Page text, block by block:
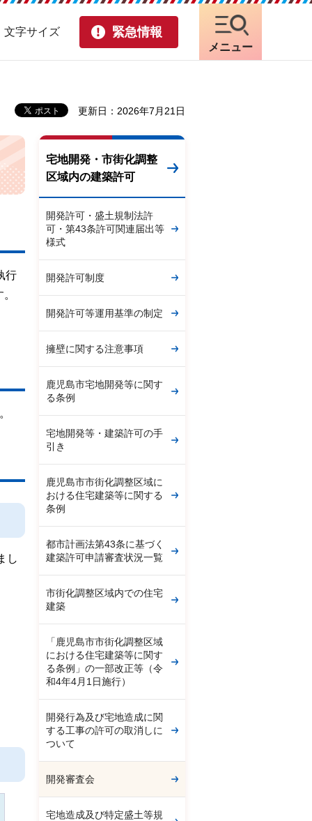
文字サイズ 緊急情報
メニュー
更新日：2026年7月21日
行
し
宅地開発・市街化調整
区域内の建築許可
開発許可・盛土規制法許
可・第43条許可関連届出等
様式
開発許可制度
開発許可等運用基準の制定
擁壁に関する注意事項
鹿児島市宅地開発等に関す
る条例
宅地開発等・建築許可の手
引き
鹿児島市市街化調整区域に
おける住宅建築等に関する
条例
都市計画法第43条に基づく
建築許可申請審査状況一覧
市街化調整区域内での住宅
建築
「鹿児島市市街化調整区域
における住宅建築等に関す
る条例」の一部改正等（令
和4年4月1日施行）
開発行為及び宅地造成に関
する工事の許可の取消しに
ついて
開発審査会
宅地造成及び特定盛土等規